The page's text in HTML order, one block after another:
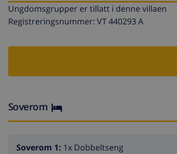
Ungdomsgrupper er tillatt i denne villaen
Registreringsnummer: VT 440293 A
Soverom
Soverom 1: 1x Dobbeltseng